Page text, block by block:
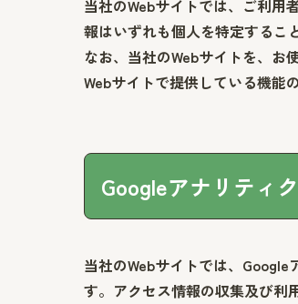
当社のWebサイトでは、ご利用
報はいずれも個人を特定するこ
なお、当社のWebサイトを、お
Webサイトで提供している機能
Googleアナリティ
当社のWebサイトでは、
す。アクセス情報の収集及び利